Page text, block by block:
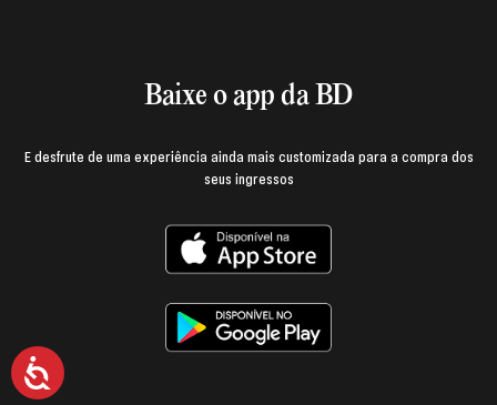
Acessibilidade
Baixe o app da BD
E desfrute de uma experiência ainda mais customizada para a compra dos
seus ingressos